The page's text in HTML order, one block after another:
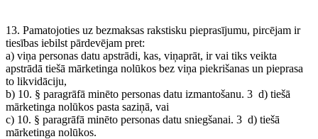
13. Pamatojoties uz bezmaksas rakstisku pieprasījumu, pircējam ir
tiesības iebilst pārdevējam pret:
a) viņa personas datu apstrādi, kas, viņaprāt, ir vai tiks veikta
apstrādā tiešā mārketinga nolūkos bez viņa piekrišanas un pieprasa
to likvidāciju,
b) 10. § paragrāfā minēto personas datu izmantošanu. 3 d) tiešā
mārketinga nolūkos pasta saziņā, vai
c) 10. § paragrāfā minēto personas datu sniegšanai. 3 d) tiešā
mārketinga nolūkos.